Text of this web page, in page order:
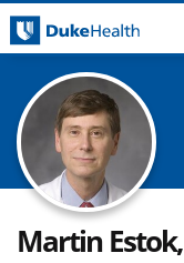
Martin